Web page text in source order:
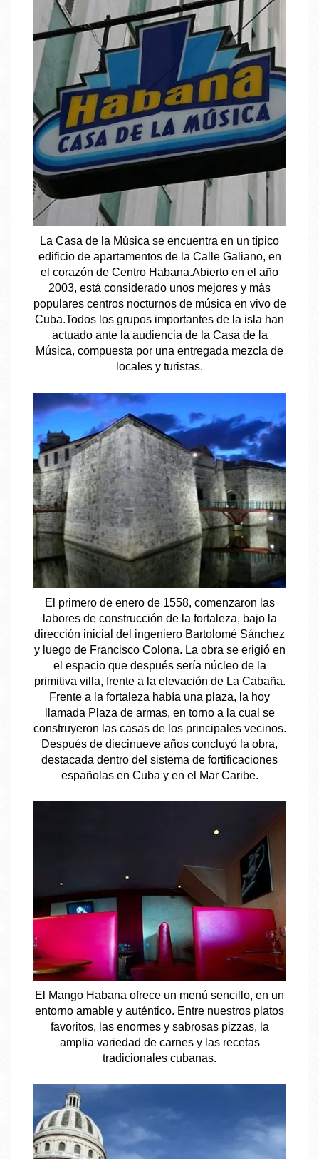
La Casa de la Música se encuentra en un típico
edificio de apartamentos de la Calle Galiano, en
el corazón de Centro Habana.Abierto en el año
2003, está considerado unos mejores y más
populares centros nocturnos de música en vivo de
Cuba.Todos los grupos importantes de la isla han
actuado ante la audiencia de la Casa de la
Música, compuesta por una entregada mezcla de
locales y turistas.
El primero de enero de 1558, comenzaron las
labores de construcción de la fortaleza, bajo la
dirección inicial del ingeniero Bartolomé Sánchez
y luego de Francisco Colona. La obra se erigió en
el espacio que después sería núcleo de la
primitiva villa, frente a la elevación de La Cabaña.
Frente a la fortaleza había una plaza, la hoy
llamada Plaza de armas, en torno a la cual se
construyeron las casas de los principales vecinos.
Después de diecinueve años concluyó la obra,
destacada dentro del sistema de fortificaciones
españolas en Cuba y en el Mar Caribe.
El Mango Habana ofrece un menú sencillo, en un
entorno amable y auténtico. Entre nuestros platos
favoritos, las enormes y sabrosas pizzas, la
amplia variedad de carnes y las recetas
tradicionales cubanas.